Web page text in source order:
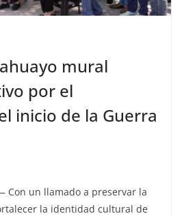
mural
por el
inicio de la Guerra
Con un llamado a preservar la
la identidad cultural de